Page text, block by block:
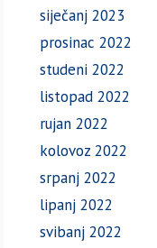
siječanj 2023
prosinac 2022
studeni 2022
listopad 2022
rujan 2022
kolovoz 2022
srpanj 2022
lipanj 2022
svibanj 2022